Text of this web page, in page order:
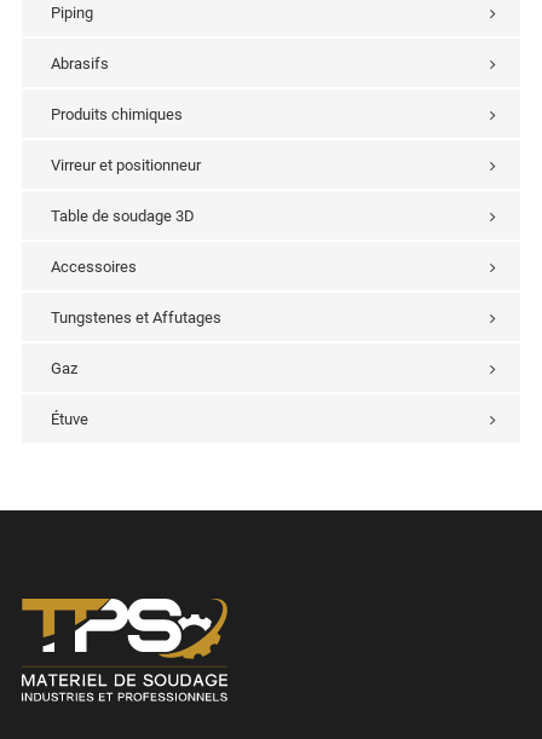
Piping
Abrasifs
Produits chimiques
Virreur et positionneur
Table de soudage 3D
Accessoires
Tungstenes et Affutages
Gaz
Étuve